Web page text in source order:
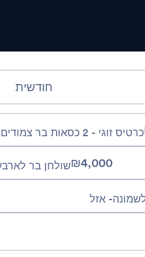
חודשית
כרטיס זוגי - 2 כסאות בר צמודים על פודיום- אזל
₪4,000שולחן בר
אזל